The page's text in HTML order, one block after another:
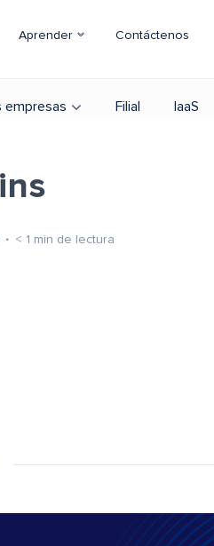
Aprender Contáctenos
empresas Filial IaaS
< 1 min de lectura